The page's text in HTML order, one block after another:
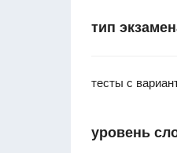
тип
тесты с
уровень